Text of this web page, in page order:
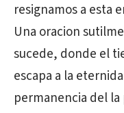
resignamos a esta
Una oracion
sucede, donde el
escapa a la
permanencia del la